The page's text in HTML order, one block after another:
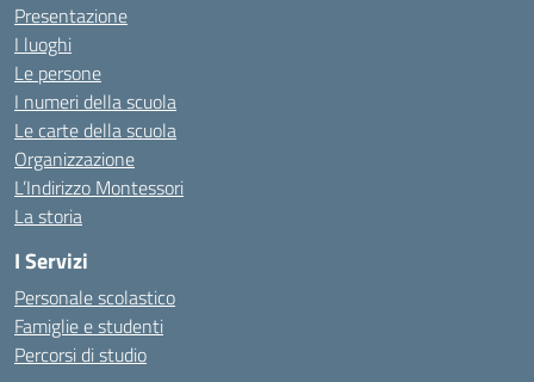
Presentazione
I luoghi
Le persone
I numeri della scuola
Le carte della scuola
Organizzazione
L’Indirizzo Montessori
La storia
I Servizi
Personale scolastico
Famiglie e studenti
Percorsi di studio